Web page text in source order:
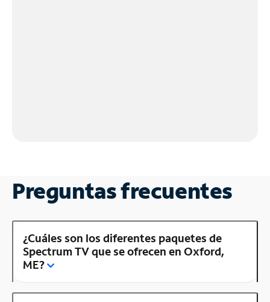
Preguntas frecuentes
¿Cuáles son los diferentes paquetes de
Spectrum TV que se ofrecen en Oxford,
ME?